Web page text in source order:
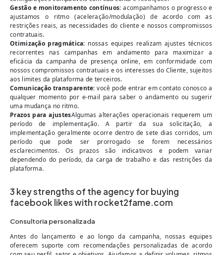
Gestão e monitoramento contínuos: acompanhamos o progresso e
ajustamos o ritmo (aceleração/modulação) de acordo com as
restrições reais, as necessidades do cliente e nossos compromissos
contratuais.
Otimização pragmática: nossas equipes realizam ajustes técnicos
recorrentes nas campanhas em andamento para maximizar a
eficácia da campanha de presença online, em conformidade com
nossos compromissos contratuais e os interesses do Cliente, sujeitos
aos limites da plataforma de terceiros.
Comunicação transparente: você pode entrar em contato conosco a
qualquer momento por e-mail para saber o andamento ou sugerir
uma mudança no ritmo.
Prazos para ajustesAlgumas alterações operacionais requerem um
período de implementação. A partir da sua solicitação, a
implementação geralmente ocorre dentro de sete dias corridos, um
período que pode ser prorrogado se forem necessários
esclarecimentos. Os prazos são indicativos e podem variar
dependendo do período, da carga de trabalho e das restrições da
plataforma.
3 key strengths of the agency for buying
facebook likes with rocket2fame.com
Consultoria personalizada
Antes do lançamento e ao longo da campanha, nossas equipes
oferecem suporte com recomendações personalizadas de acordo